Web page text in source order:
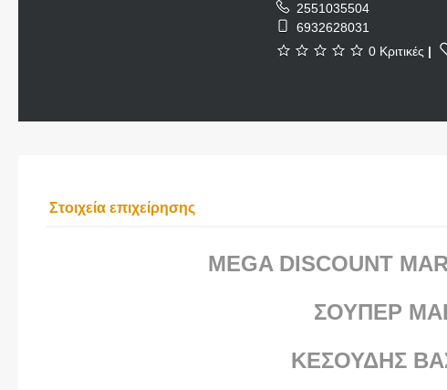
2551035504
6932628031
0 Κριτικές |
Στοιχεία επιχείρησης
MEGA DISCOUNT
ΣΟΥΠΕΡ
ΚΕΣΟΥΔΗΣ